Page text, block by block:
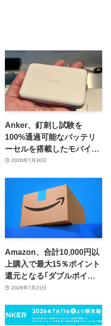
Anker、釘刺し試験を
100%通過可能なバッテリ
ーセルを搭載したモバイル
バッテリー｢Anker Nano
Plus)｣の一般販売を開始
2026年7月30日
Amazon、合計10,000円以
上購入で最大15％ポイント
還元となる｢ダブルポイン
ト Rush｣キャンペーンを開
象に
2026年7月21日